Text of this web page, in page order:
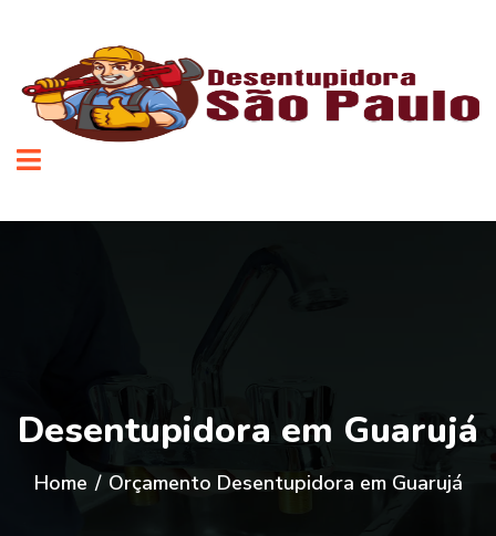
Desentupidora em Guarujá
Home / Orçamento Desentupidora em Guarujá